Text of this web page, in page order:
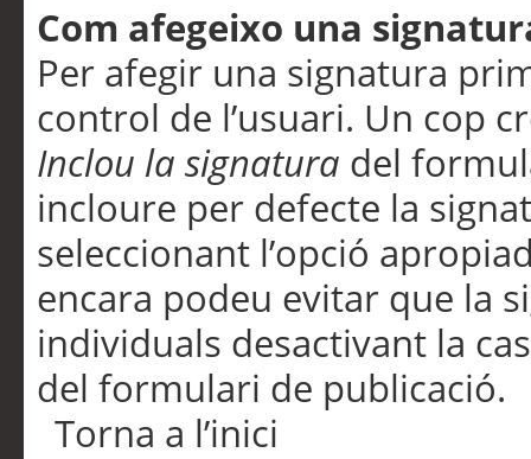
Com afegeixo una
Per afegir una signatura
control de l’usuari. Un cop
Inclou la signatura del
incloure per defecte la
seleccionant l’opció
encara podeu evitar que la
individuals desactivant la
del formulari de publicació.
Torna a l’inici